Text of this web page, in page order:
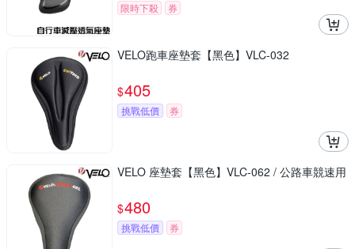
限時下殺
券
VELO跑車座墊套【黑色】VLC-032
$405
挑戰低價 券
VELO 座墊套【黑色】VLC-062 / 公路車競速用
$480
挑戰低價 券